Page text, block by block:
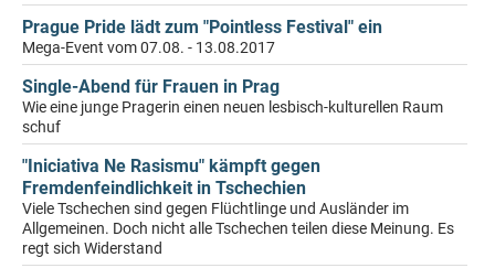
Prague Pride lädt zum "Pointless Festival" ein
Mega-Event vom 07.08. - 13.08.2017
Single-Abend für Frauen in Prag
Wie eine junge Pragerin einen neuen lesbisch-kulturellen Raum
schuf
"Iniciativa Ne Rasismu" kämpft gegen
Fremdenfeindlichkeit in Tschechien
Viele Tschechen sind gegen Flüchtlinge und Ausländer im
Allgemeinen. Doch nicht alle Tschechen teilen diese Meinung. Es
regt sich Widerstand